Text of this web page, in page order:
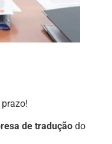
de tradução do